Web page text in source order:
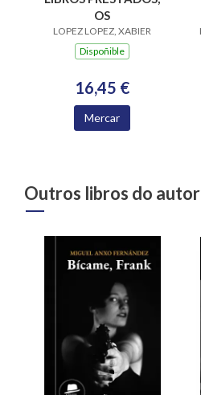
OS
LOPEZ LOPEZ, XABIER
Dispoñible
16,45 €
Mercar
Outros libros do autor